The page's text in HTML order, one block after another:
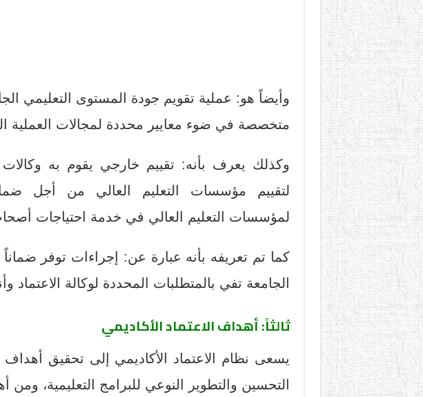
وأيضاً هو: عملية تقويم جودة المستوى التعليمي
متخصصة في ضوء معايير محددة لمجالات العملية
وكذلك يعرف بأنه: تقييم خارجي يقوم به
لتقييم مؤسسات التعليم العالي من أجل
لمؤسسات التعليم العالي في خدمة احتياجات
كما تم تعريفه بأنه عبارة عن: إجراءات توفر ضماناً
الجامعة تفي بالمتطلبات المحددة لوكالة الاعتماد
ثالثاً: أهداف الاعتماد الأكاديمي
يسعى نظام الاعتماد الأكاديمي إلى تحقيق
التحسين والتطوير النوعي للبرامج التعليمية، ومن